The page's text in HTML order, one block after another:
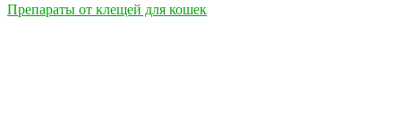
Препараты от клещей для кошек